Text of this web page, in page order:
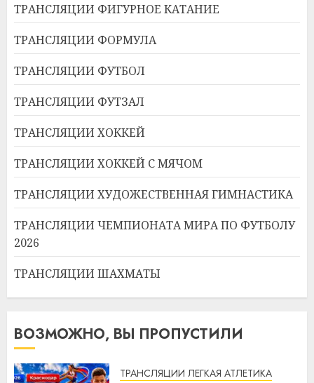
ТРАНСЛЯЦИИ ФИГУРНОЕ КАТАНИЕ
ТРАНСЛЯЦИИ ФОРМУЛА
ТРАНСЛЯЦИИ ФУТБОЛ
ТРАНСЛЯЦИИ ФУТЗАЛ
ТРАНСЛЯЦИИ ХОККЕЙ
ТРАНСЛЯЦИИ ХОККЕЙ С МЯЧОМ
ТРАНСЛЯЦИИ ХУДОЖЕСТВЕННАЯ ГИМНАСТИКА
ТРАНСЛЯЦИИ ЧЕМПИОНАТА МИРА ПО ФУТБОЛУ
2026
ТРАНСЛЯЦИИ ШАХМАТЫ
ВОЗМОЖНО, ВЫ ПРОПУСТИЛИ
ТРАНСЛЯЦИИ ЛЕГКАЯ АТЛЕТИКА